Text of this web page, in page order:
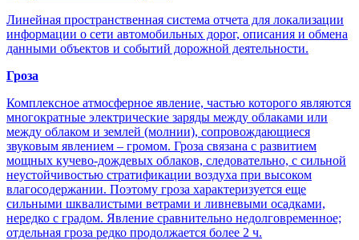
Линейная пространственная система отчета для локализации
информации о сети автомобильных дорог, описания и обмена
данными объектов и событий дорожной деятельности.
Гроза
Комплексное атмосферное явление, частью которого являются
многократные электрические заряды между облаками или
между облаком и землей (молнии), сопровождающиеся
звуковым явлением – громом. Гроза связана с развитием
мощных кучево-дождевых облаков, следовательно, с сильной
неустойчивостью стратификации воздуха при высоком
влагосодержании. Поэтому гроза характеризуется еще
сильными шквалистыми ветрами и ливневыми осадками,
нередко с градом. Явление сравнительно недолговременное;
отдельная гроза редко продолжается более 2 ч.